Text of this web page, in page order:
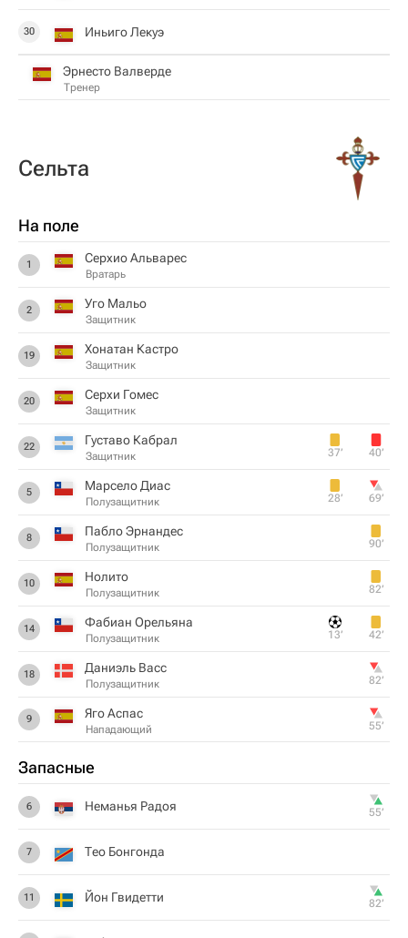
30 Иньиго Лекуэ
Эрнесто Валверде
Тренер
Сельта
На поле
1 Серхио Альварес
Вратарь
2 Уго Мальо
Защитник
19 Хонатан Кастро
Защитник
20 Серхи Гомес
Защитник
22 Густаво Кабрал
Защитник 37‎’‎ 40‎’‎
5 Марсело Диас
Полузащитник 28‎’‎ 69‎’‎
8 Пабло Эрнандес
Полузащитник 90‎’‎
10 Hoлитo
Полузащитник 82‎’‎
14 Фабиан Орельяна
Полузащитник 13‎’‎ 42‎’‎
18 Даниэль Васс
Полузащитник 82‎’‎
9 Яго Аспас
Нападающий 55‎’‎
Запасные
6 Неманья Радоя 55‎’‎
7 Тео Бонгонда
11 Йон Гвидетти 82‎’‎